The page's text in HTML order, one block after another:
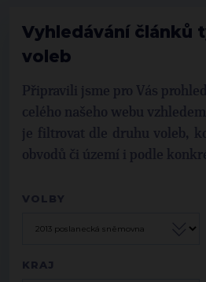
Vyhledávání článků
voleb
Připravili jsme pro Vás
celého našeho webu
je filtrovat dle druhu voleb,
obvodů či území i podle
VOLBY
KRAJ